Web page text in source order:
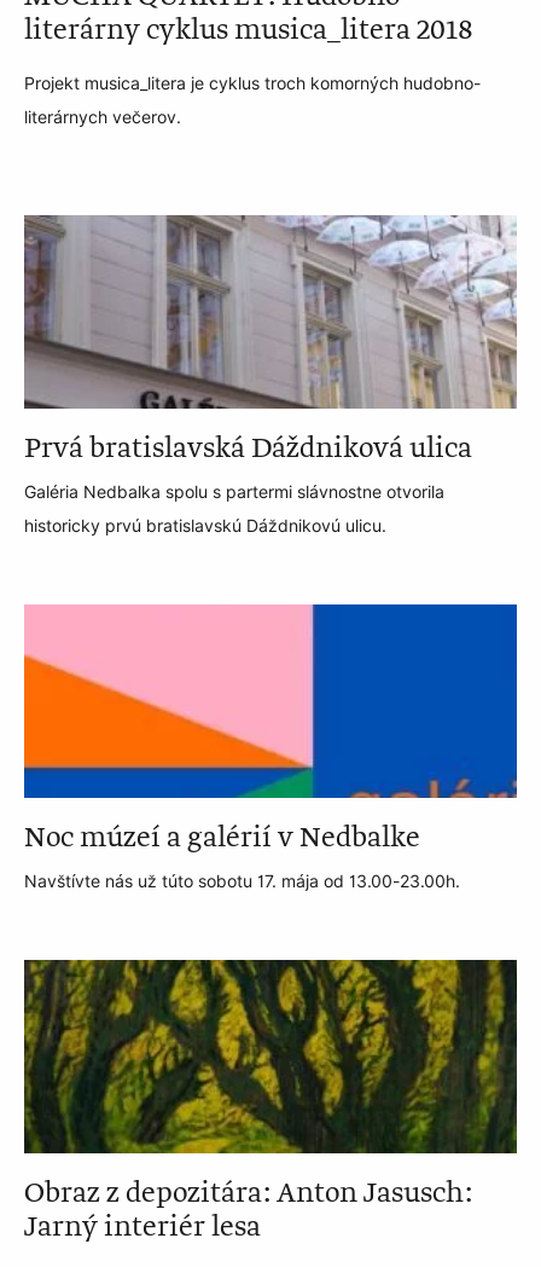
literárny cyklus musica_litera 2018
Projekt musica_litera je cyklus troch komorných hudobno-
literárnych večerov.
Prvá bratislavská Dáždniková ulica
Galéria Nedbalka spolu s partermi slávnostne otvorila
historicky prvú bratislavskú Dáždnikovú ulicu.
Noc múzeí a galérií v Nedbalke
Navštívte nás už túto sobotu 17. mája od 13.00-23.00h.
Obraz z depozitára: Anton Jasusch:
Jarný interiér lesa